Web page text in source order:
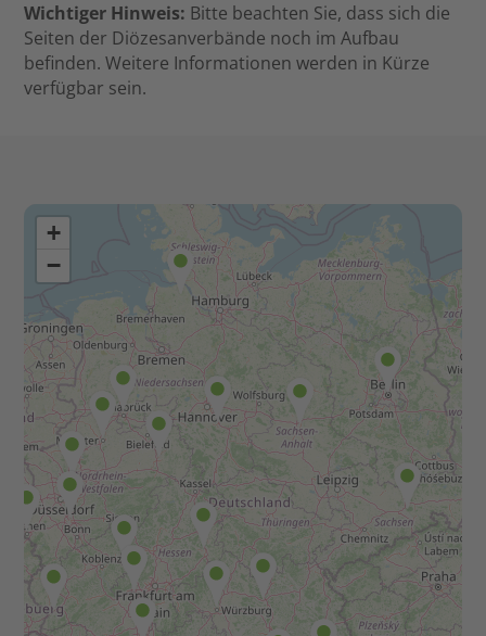
Wichtiger Hinweis: Bitte beachten Sie, dass sich die
Seiten der Diözesanverbände noch im Aufbau
befinden. Weitere Informationen werden in Kürze
verfügbar sein.
+
−